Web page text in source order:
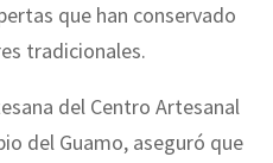
que han conservado
tradicionales.
del Centro Artesanal
del Guamo, aseguró que